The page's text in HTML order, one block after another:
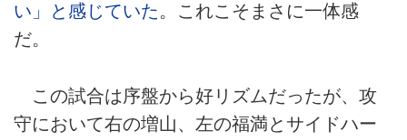
い」と感じていた。これこそまさに一体感
だ。
この試合は序盤から好リズムだったが、攻
守において右の増山、左の福満とサイドハー